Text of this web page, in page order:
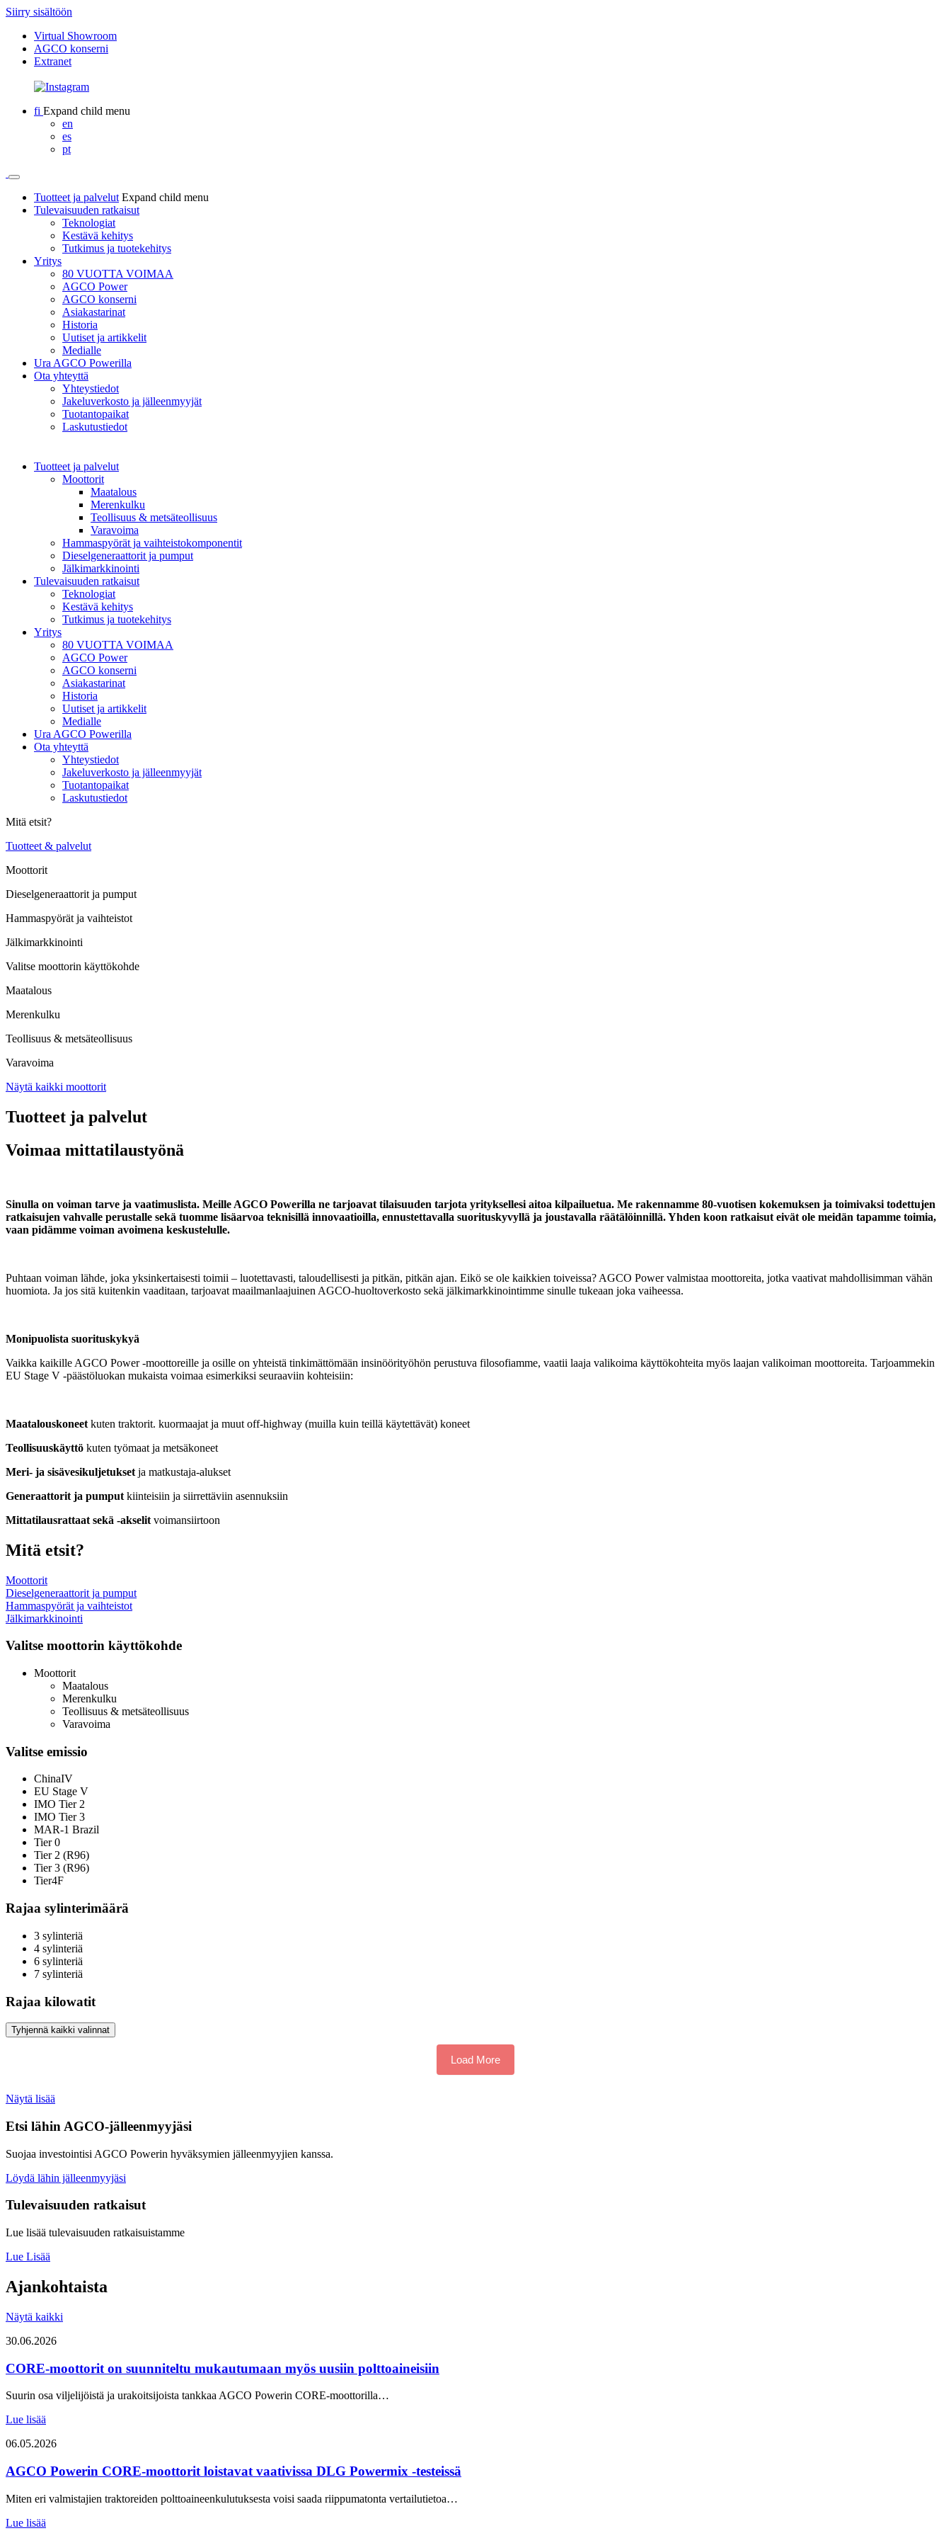
Siirry sisältöön
Virtual Showroom
AGCO konserni
Extranet
fi Expand child menu
en
es
pt
Tuotteet ja palvelut Expand child menu
Tulevaisuuden ratkaisut
Teknologiat
Kestävä kehitys
Tutkimus ja tuotekehitys
Yritys
80 VUOTTA VOIMAA
AGCO Power
AGCO konserni
Asiakastarinat
Historia
Uutiset ja artikkelit
Medialle
Ura AGCO Powerilla
Ota yhteyttä
Yhteystiedot
Jakeluverkosto ja jälleenmyyjät
Tuotantopaikat
Laskutustiedot
Tuotteet ja palvelut
Moottorit
Maatalous
Merenkulku
Teollisuus & metsäteollisuus
Varavoima
Hammaspyörät ja vaihteistokomponentit
Dieselgeneraattorit ja pumput
Jälkimarkkinointi
Tulevaisuuden ratkaisut
Teknologiat
Kestävä kehitys
Tutkimus ja tuotekehitys
Yritys
80 VUOTTA VOIMAA
AGCO Power
AGCO konserni
Asiakastarinat
Historia
Uutiset ja artikkelit
Medialle
Ura AGCO Powerilla
Ota yhteyttä
Yhteystiedot
Jakeluverkosto ja jälleenmyyjät
Tuotantopaikat
Laskutustiedot
Mitä etsit?
Tuotteet & palvelut
Moottorit
Dieselgeneraattorit ja pumput
Hammaspyörät ja vaihteistot
Jälkimarkkinointi
Valitse moottorin käyttökohde
Maatalous
Merenkulku
Teollisuus & metsäteollisuus
Varavoima
Näytä kaikki moottorit
Tuotteet ja palvelut
Voimaa mittatilaustyönä
Sinulla on voiman tarve ja vaatimuslista. Meille AGCO Powerilla ne tarjoavat tilaisuuden tarjota yrityksellesi aitoa kilpailuetua. Me rakennamme 80-vuotisen kokemuksen ja toimivaksi todettujen
ratkaisujen vahvalle perustalle sekä tuomme lisäarvoa teknisillä innovaatioilla, ennustettavalla suorituskyvyllä ja joustavalla räätälöinnillä. Yhden koon ratkaisut eivät ole meidän tapamme toimia,
vaan pidämme voiman avoimena keskustelulle.
Puhtaan voiman lähde, joka yksinkertaisesti toimii – luotettavasti, taloudellisesti ja pitkän, pitkän ajan. Eikö se ole kaikkien toiveissa? AGCO Power valmistaa moottoreita, jotka vaativat mahdollisimman vähän
huomiota. Ja jos sitä kuitenkin vaaditaan, tarjoavat maailmanlaajuinen AGCO-huoltoverkosto sekä jälkimarkkinointimme sinulle tukeaan joka vaiheessa.
Monipuolista suorituskykyä
Vaikka kaikille AGCO Power -moottoreille ja osille on yhteistä tinkimättömään insinöörityöhön perustuva filosofiamme, vaatii laaja valikoima käyttökohteita myös laajan valikoiman moottoreita. Tarjoammekin
EU Stage V -päästöluokan mukaista voimaa esimerkiksi seuraaviin kohteisiin:
Maatalouskoneet kuten traktorit. kuormaajat ja muut off-highway (muilla kuin teillä käytettävät) koneet
Teollisuuskäyttö kuten työmaat ja metsäkoneet
Meri- ja sisävesikuljetukset ja matkustaja-alukset
Generaattorit ja pumput kiinteisiin ja siirrettäviin asennuksiin
Mittatilausrattaat sekä -akselit voimansiirtoon
Mitä etsit?
Moottorit
Dieselgeneraattorit ja pumput
Hammaspyörät ja vaihteistot
Jälkimarkkinointi
Valitse moottorin käyttökohde
Moottorit
Maatalous
Merenkulku
Teollisuus & metsäteollisuus
Varavoima
Valitse emissio
ChinaIV
EU Stage V
IMO Tier 2
IMO Tier 3
MAR-1 Brazil
Tier 0
Tier 2 (R96)
Tier 3 (R96)
Tier4F
Rajaa sylinterimäärä
3 sylinteriä
4 sylinteriä
6 sylinteriä
7 sylinteriä
Rajaa kilowatit
Tyhjennä kaikki valinnat
Load More
Näytä lisää
Etsi lähin AGCO-jälleenmyyjäsi
Suojaa investointisi AGCO Powerin hyväksymien jälleenmyyjien kanssa.
Löydä lähin jälleenmyyjäsi
Tulevaisuuden ratkaisut
Lue lisää tulevaisuuden ratkaisuistamme
Lue Lisää
Ajankohtaista
Näytä kaikki
30.06.2026
CORE-moottorit on suunniteltu mukautumaan myös uusiin polttoaineisiin
Suurin osa viljelijöistä ja urakoitsijoista tankkaa AGCO Powerin CORE-moottorilla…
Lue lisää
06.05.2026
AGCO Powerin CORE-moottorit loistavat vaativissa DLG Powermix -testeissä
Miten eri valmistajien traktoreiden polttoaineenkulutuksesta voisi saada riippumatonta vertailutietoa…
Lue lisää